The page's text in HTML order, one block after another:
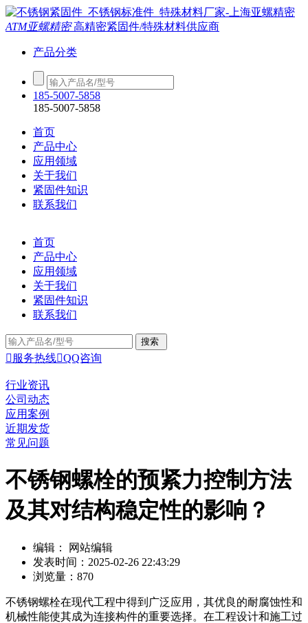
ATM亚螺精密高精密紧固件/特殊材料供应商
产品分类
185-5007-5858
185-5007-5858
首页
产品中心
应用领域
关于我们
紧固件知识
联系我们
首页
产品中心
应用领域
关于我们
紧固件知识
联系我们
 服务热线QQ咨询
行业资讯
公司动态
应用案例
近期发货
常见问题
不锈钢螺栓的预紧力控制方法
及其对结构稳定性的影响？
编辑： 网站编辑
发表时间：2025-02-26 22:43:29
浏览量：870
不锈钢螺栓在现代工程中得到广泛应用，其优良的耐腐蚀性和
机械性能使其成为连接构件的重要选择。在工程设计和施工过